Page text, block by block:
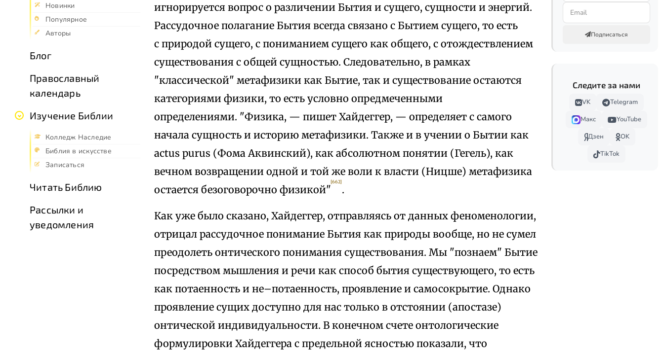
Новинки
Популярное
Авторы
Блог
Православный
календарь
Изучение Библии
Колледж Наследие
Библия в искусстве
Записаться
Читать Библию
Рассылки и
уведомления
игнорируется вопрос о различении Бытия и сущего, сущности и энергий.
Рассудочное полагание Бытия всегда связано с Бытием сущего, то есть
с природой сущего, с пониманием сущего как общего, с отождествлением
существования с общей сущностью. Следовательно, в рамках
"классической" метафизики как Бытие, так и существование остаются
категориями физики, то есть условно опредмеченными
определениями. "Физика, — пишет Хайдеггер, — определяет с самого
начала сущность и историю метафизики. Также и в учении о Бытии как
actus purus (Фома Аквинский), как абсолютном понятии (Гегель), как
вечном возвращении одной и той же воли к власти (Ницше) метафизика
остается безоговорочно физикой"
[662]
.
Как уже было сказано, Хайдеггер, отправляясь от данных феноменологии,
отрицал рассудочное понимание Бытия как природы вообще, но не сумел
преодолеть онтического понимания существования. Мы "познаем" Бытие
посредством мышления и речи как способ бытия существующего, то есть
как потаенность и не–потаенность, проявление и самосокрытие. Однако
проявление сущих доступно для нас только в отстоянии (апостазе)
онтической индивидуальности. В конечном счете онтологические
формулировки Хайдеггера с предельной ясностью показали, что
Подписаться
Следите за нами
VK
Telegram
Макс
YouTube
Дзен
OK
TikTok